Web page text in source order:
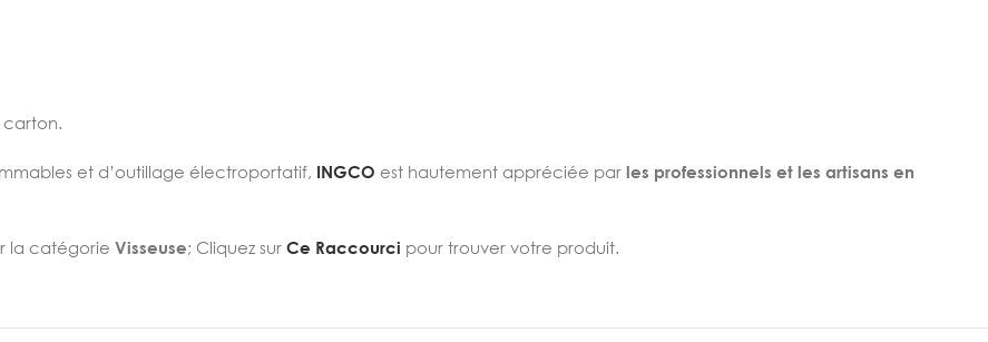
carton.
et d’outillage électroportatif, INGCO est hautement appréciée par les professionnels et les artisans en
la catégorie Visseuse; Cliquez sur Ce Raccourci pour trouver votre produit.